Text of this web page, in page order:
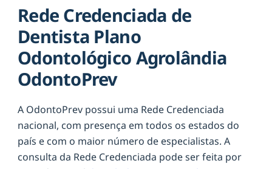
Rede Credenciada de
Dentista Plano
Odontológico Agrolândia
OdontoPrev
A OdontoPrev possui uma Rede Credenciada
nacional, com presença em todos os estados do
país e com o maior número de especialistas. A
consulta da Rede Credenciada pode ser feita por